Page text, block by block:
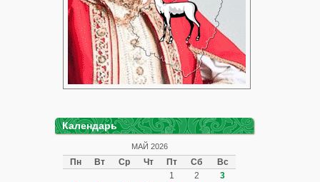
Календарь
МАЙ 2026
Пн Вт Ср Чт Пт Сб Вс
1 2
3